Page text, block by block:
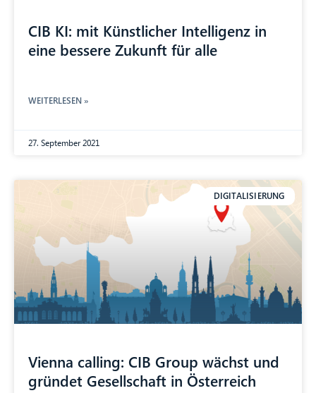
CIB KI: mit Künstlicher Intelligenz in
eine bessere Zukunft für alle
WEITERLESEN »
27. September 2021
DIGITALISIERUNG
Vienna calling: CIB Group wächst und
gründet Gesellschaft in Österreich